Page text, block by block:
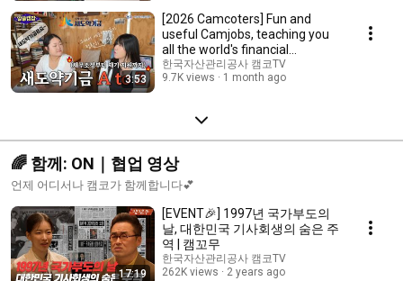
3:53
[2026 Camcoters] Fun and
useful Camjobs, teaching you
all the world's financial
common sense!🌈
한국자산관리공사 캠코TV
9.7K views
1 month ago
🌈 함께: ON｜협업 영상
언제 어디서나 캠코가 함께합니다💕
17:19
[EVENT🎉] 1997년 국가부도의
날, 대한민국 기사회생의 숨은 주
역 | 캠꼬무
한국자산관리공사 캠코TV
262K views
2 years ago